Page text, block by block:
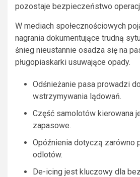
pozostaje bezpieczeństwo
W mediach społecznościowych
nagrania dokumentujące trudną
śnieg nieustannie osadza się na
pługopiaskarki usuwające opady.
Odśnieżanie pasa prowadzi
wstrzymywania lądowań.
Część samolotów kierowana
zapasowe.
Opóźnienia dotyczą zarówno
odlotów.
De-icing jest kluczowy dla